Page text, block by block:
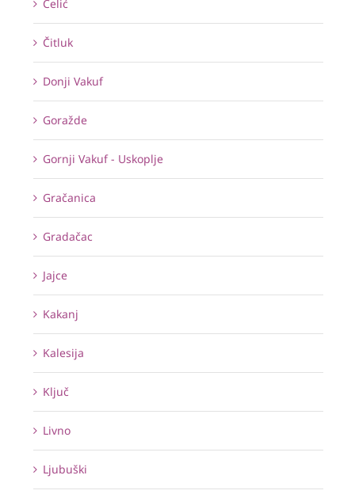
Čelić
Čitluk
Donji Vakuf
Goražde
Gornji Vakuf - Uskoplje
Gračanica
Gradačac
Jajce
Kakanj
Kalesija
Ključ
Livno
Ljubuški